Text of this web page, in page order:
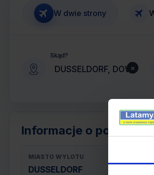
W dwie strony
Skąd?
×
Informacje o połączeniu
MIASTO WYLOTU
DUSSELDORF